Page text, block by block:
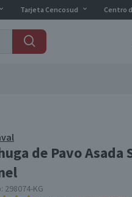
Tarjeta Cencosud Centro
de Pavo Asada
298074-KG